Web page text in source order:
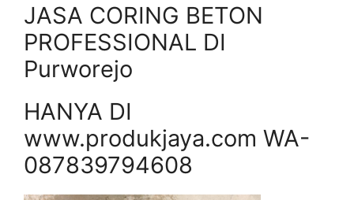
JASA CORING BETON
PROFESSIONAL DI
Purworejo
HANYA DI
www.produkjaya.com WA-
087839794608